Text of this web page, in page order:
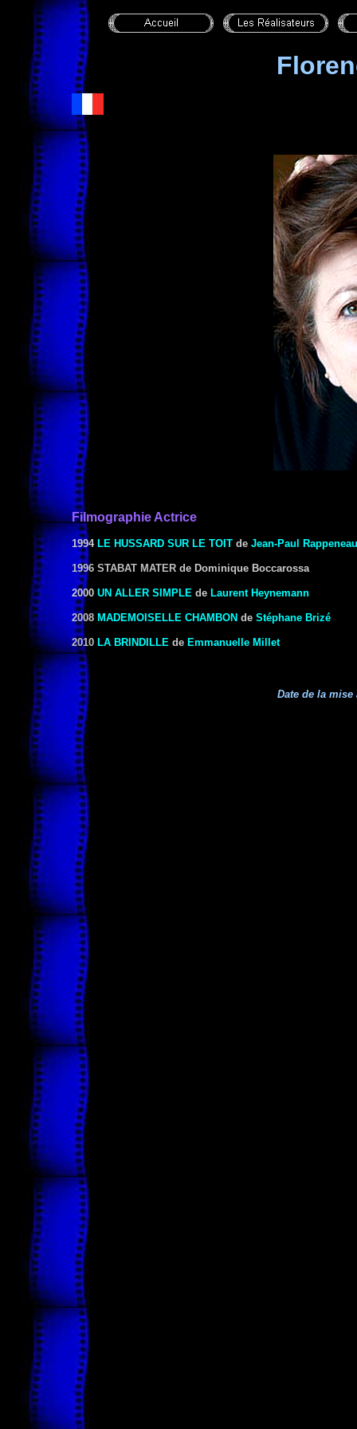
Filmographie Actrice
1994 LE HUSSARD SUR LE TOIT de Jean-Paul Rappeneau
1996 STABAT MATER de Dominique Boccarossa
2000 UN ALLER SIMPLE de Laurent Heynemann
2008 MADEMOISELLE CHAMBON de Stéphane Brizé
2010 LA BRINDILLE de Emmanuelle Millet
Date de la